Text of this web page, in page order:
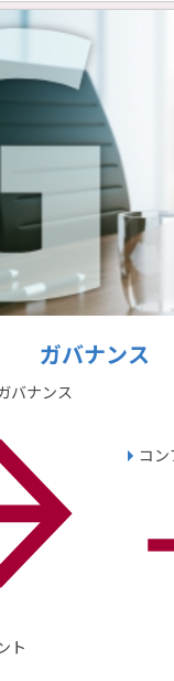
ガバナンス
バナンス
コン
ト